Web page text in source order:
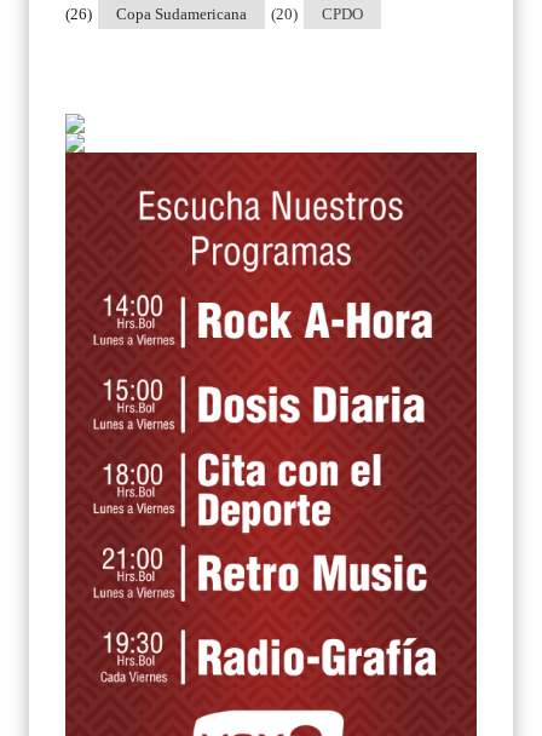
Copa Sudamericana
(26) CPDO
(20)